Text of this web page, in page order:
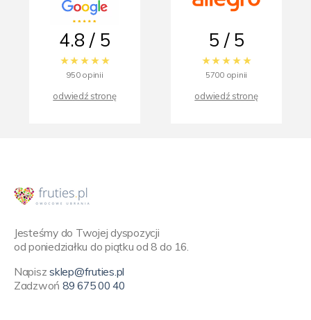
4.8 / 5
950 opinii
odwiedź stronę
5 / 5
5700 opinii
odwiedź stronę
Jesteśmy do Twojej dyspozycji
od poniedziałku do piątku od 8 do 16.
Napiszsklep@fruties.pl
Zadzwoń 89 675 00 40